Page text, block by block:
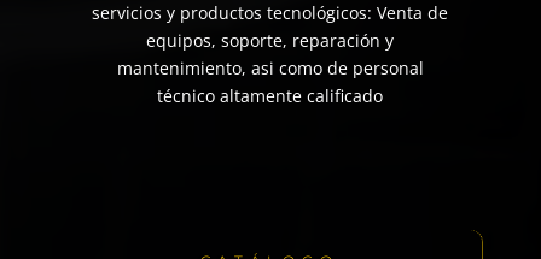
servicios y productos tecnológicos: Venta de
equipos, soporte, reparación y
mantenimiento, asi como de personal
técnico altamente calificado